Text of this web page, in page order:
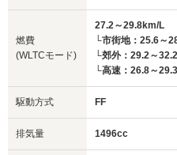
燃費
(WLTCモード)
27.2～29.8km/L
└市街地：25.6～
└郊外：29.2～
└高速：26.8～
駆動方式 FF
排気量 1496cc